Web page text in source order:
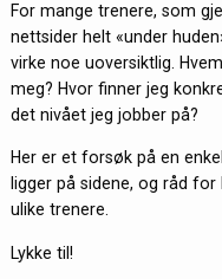
For mange trenere, som
nettsider helt «under
virke noe uoversiktlig.
meg? Hvor finner jeg
det nivået jeg jobber på?
Her er et forsøk på en
ligger på sidene, og råd
ulike trenere.
Lykke til!